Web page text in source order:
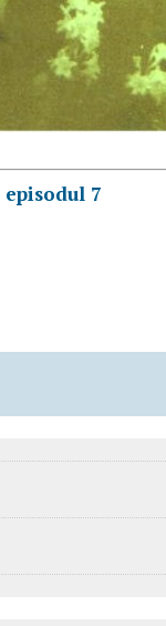
episodul 7